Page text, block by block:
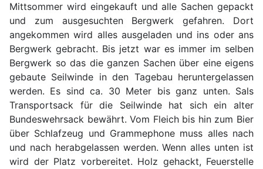
Mittsommer wird eingekauft und alle Sachen gepackt
und zum ausgesuchten Bergwerk gefahren. Dort
angekommen wird alles ausgeladen und ins oder ans
Bergwerk gebracht. Bis jetzt war es immer im selben
Bergwerk so das die ganzen Sachen über eine eigens
gebaute Seilwinde in den Tagebau heruntergelassen
werden. Es sind ca. 30 Meter bis ganz unten. Sals
Transportsack für die Seilwinde hat sich ein alter
Bundeswehrsack bewährt. Vom Fleich bis hin zum Bier
über Schlafzeug und Grammephone muss alles nach
und nach herabgelassen werden. Wenn alles unten ist
wird der Platz vorbereitet. Holz gehackt, Feuerstelle